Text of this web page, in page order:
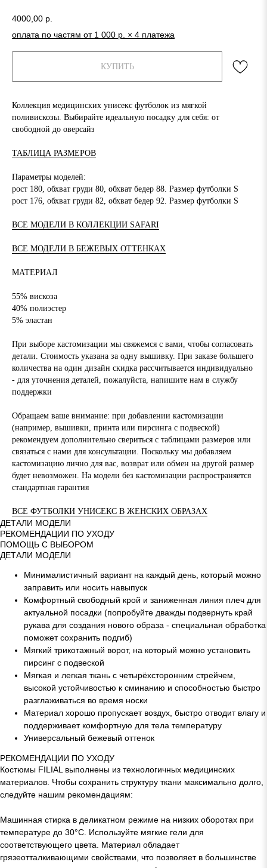
4000,00 р.
оплата по частям от 1 000 р. × 4 платежа
КУПИТЬ
Коллекция медицинских унисекс футболок из мягкой
поливискозы. Выбирайте идеальную посадку для себя: от
свободной до оверсайз
ТАБЛИЦА РАЗМЕРОВ
Параметры моделей:
рост 180, обхват груди 80, обхват бедер 88. Размер футболки S
рост 176, обхват груди 82, обхват бедер 92. Размер футболки S
ВСЕ МОДЕЛИ В КОЛЛЕКЦИИ SAFARI
ВСЕ МОДЕЛИ В БЕЖЕВЫХ ОТТЕНКАХ
МАТЕРИАЛ
55% вискоза
40% полиэстер
5% эластан
При выборе кастомизации мы свяжемся с вами, чтобы согласовать
детали. Стоимость указана за одну вышивку. При заказе большего
количества на один дизайн скидка рассчитывается индивидуально
- для уточнения деталей, пожалуйста, напишите нам в службу
поддержки
Обращаем ваше внимание: при добавлении кастомизации
(например, вышивки, принта или пирсинга с подвеской)
рекомендуем дополнительно свериться с таблицами размеров или
связаться с нами для консультации. Поскольку мы добавляем
кастомизацию лично для вас, возврат или обмен на другой размер
будет невозможен. На модели без кастомизации распространяется
стандартная гарантия
ВСЕ ФУТБОЛКИ УНИСЕКС В ЖЕНСКИХ ОБРАЗАХ
ДЕТАЛИ МОДЕЛИ
РЕКОМЕНДАЦИИ ПО УХОДУ
ПОМОЩЬ С ВЫБОРОМ
ДЕТАЛИ МОДЕЛИ
Минималистичный вариант на каждый день, который можно
заправить или носить навыпуск
Комфортный свободный крой и заниженная линия плеч для
актуальной посадки (попробуйте дважды подвернуть край
рукава для создания нового образа - специальная обработка
поможет сохранить подгиб)
Мягкий трикотажный ворот, на который можно установить
пирсинг с подвеской
Мягкая и легкая ткань с четырёхсторонним стрейчем,
высокой устойчивостью к сминанию и способностью быстро
разглаживаться во время носки
Материал хорошо пропускает воздух, быстро отводит влагу и
поддерживает комфортную для тела температуру
Универсальный бежевый оттенок
РЕКОМЕНДАЦИИ ПО УХОДУ
Костюмы FILIAL выполнены из технологичных медицинских
материалов. Чтобы сохранить структуру ткани максимально долго,
следуйте нашим рекомендациям:
Машинная стирка в деликатном режиме на низких оборотах при
температуре до 30°C. Используйте мягкие гели для
соответствующего цвета. Материал обладает
грязеотталкивающими свойствами, что позволяет в большинстве